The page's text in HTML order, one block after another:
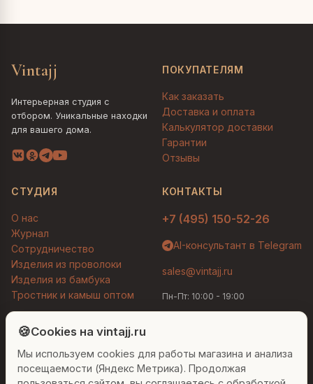
Vintajj
Интерьерная студия с
отбором. Уникальные находки
для вашего дома.
ПОКУПАТЕЛЯМ
Как заказать
Доставка и оплата
Калькулятор доставки
Гарантии
Отзывы
СТУДИЯ
О нас
Журнал
Сотрудничество
Изделия из проволоки
Изделия из бамбука
Тростник и камыш оптом
КОНТАКТЫ
+7 (495) 150-52-26
AI-консультант в Telegram
sales@vintajj.ru
Пн-Пт: 10:00 - 19:00
© 2026 Vintajj. Все права защищены.
Договор оферты
Политика конфиденциальности
Согласие на обработку ПДн
Настройки cookies
🍪Cookies на vintajj.ru
Мы используем cookies для работы магазина и анализа
посещаемости (Яндекс Метрика). Продолжая
Людмила
Привет! Я Людмила, ваш персональный
консультант по декору. Чем могу помочь?